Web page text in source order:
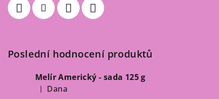
Poslední hodnocení produktů
Melír Americký - sada 125 g
Hodnocení produktu je 5 z 5 hvězdiček.
| Dana